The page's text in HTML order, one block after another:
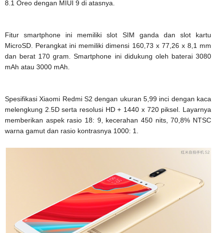
8.1 Oreo dengan MIUI 9 di atasnya.
Fitur smartphone ini memiliki slot SIM ganda dan slot kartu
MicroSD. Perangkat ini memiliki dimensi 160,73 x 77,26 x 8,1 mm
dan berat 170 gram. Smartphone ini didukung oleh baterai 3080
mAh atau 3000 mAh.
Spesifikasi Xiaomi Redmi S2 dengan ukuran 5,99 inci dengan kaca
melengkung 2.5D serta resolusi HD + 1440 x 720 piksel. Layarnya
memberikan aspek rasio 18: 9, kecerahan 450 nits, 70,8% NTSC
warna gamut dan rasio kontrasnya 1000: 1.